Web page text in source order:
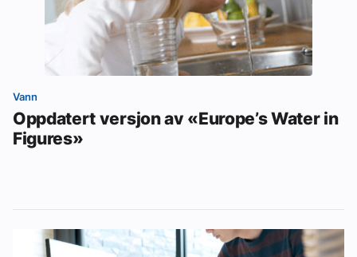
Vann
Oppdatert versjon av «Europe’s Water in
Figures»